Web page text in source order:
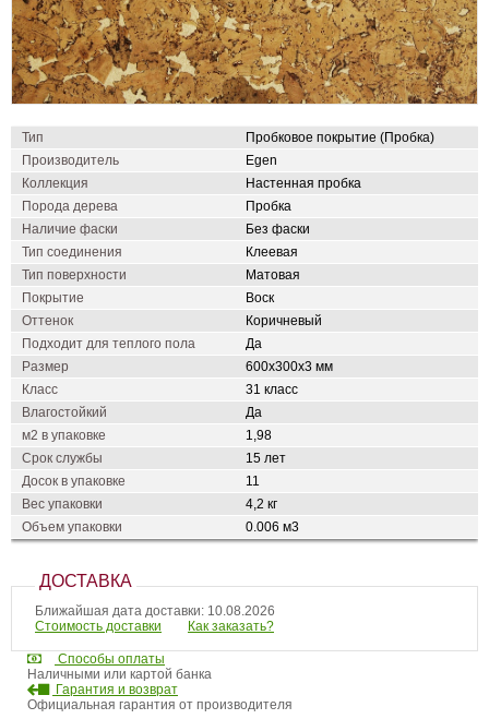
Тип
Пробковое покрытие (Пробка)
Производитель
Egen
Коллекция
Настенная пробка
Порода дерева
Пробка
Наличие фаски
Без фаски
Тип соединения
Клеевая
Тип поверхности
Матовая
Покрытие
Воск
Оттенок
Коричневый
Подходит для теплого пола
Да
Размер
600х300х3 мм
Класс
31 класс
Влагостойкий
Да
м2 в упаковке
1,98
Срок службы
15 лет
Досок в упаковке
11
Вес упаковки
4,2 кг
Объем упаковки
0.006 м3
ДОСТАВКА
Ближайшая дата доставки: 10.08.2026
Стоимость доставки
Как заказать?
Способы оплаты
Наличными или картой банка
Гарантия и возврат
Официальная гарантия от производителя